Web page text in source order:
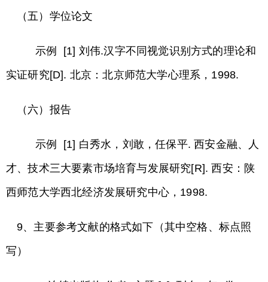
（五）学位论文
示例 [1] 刘伟.汉字不同视觉识别方式的理论和
实证研究[D]. 北京：北京师范大学心理系，1998.
（六）报告
示例 [1] 白秀水，刘敢，任保平. 西安金融、人
才、技术三大要素市场培育与发展研究[R]. 西安：陕
西师范大学西北经济发展研究中心，1998.
9、主要参考文献的格式如下（其中空格、标点照
写）